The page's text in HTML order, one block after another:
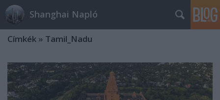
Shanghai Napló
Címkék » Tamil_Nadu